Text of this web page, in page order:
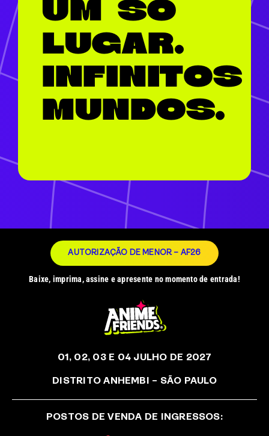
UM SÓ
LUGAR.
INFINITOS
MUNDOS.
AUTORIZAÇÃO DE MENOR – AF26
Baixe, imprima, assine e apresente no momento de entrada!
01, 02, 03 E 04 JULHO DE 2027
DISTRITO ANHEMBI – SÃO PAULO
POSTOS DE VENDA DE INGRESSOS: